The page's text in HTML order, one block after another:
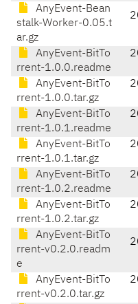
AnyEvent-Bean
stalk-Worker-0.05.t
ar.gz
AnyEvent-BitTo
rrent-1.0.0.readme
AnyEvent-BitTo
rrent-1.0.0.tar.gz
AnyEvent-BitTo
rrent-1.0.1.readme
AnyEvent-BitTo
rrent-1.0.1.tar.gz
AnyEvent-BitTo
rrent-1.0.2.readme
AnyEvent-BitTo
rrent-1.0.2.tar.gz
AnyEvent-BitTo
rrent-v0.2.0.readm
e
AnyEvent-BitTo
rrent-v0.2.0.tar.gz